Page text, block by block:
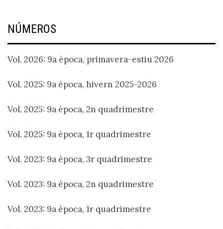
NÚMEROS
Vol. 2026: 9a època, primavera-estiu 2026
Vol. 2025: 9a època, hivern 2025-2026
Vol. 2025: 9a època, 2n quadrimestre
Vol. 2025: 9a època, 1r quadrimestre
Vol. 2023: 9a època, 3r quadrimestre
Vol. 2023: 9a època, 2n quadrimestre
Vol. 2023: 9a època, 1r quadrimestre